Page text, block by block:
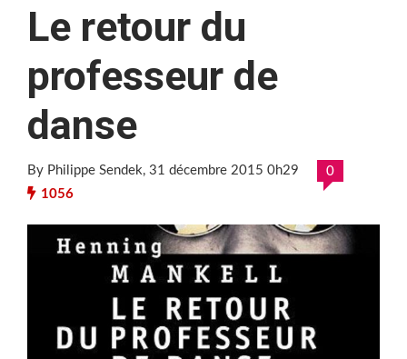
Le retour du
professeur de
danse
By Philippe Sendek, 31 décembre 2015 0h29
0
1056